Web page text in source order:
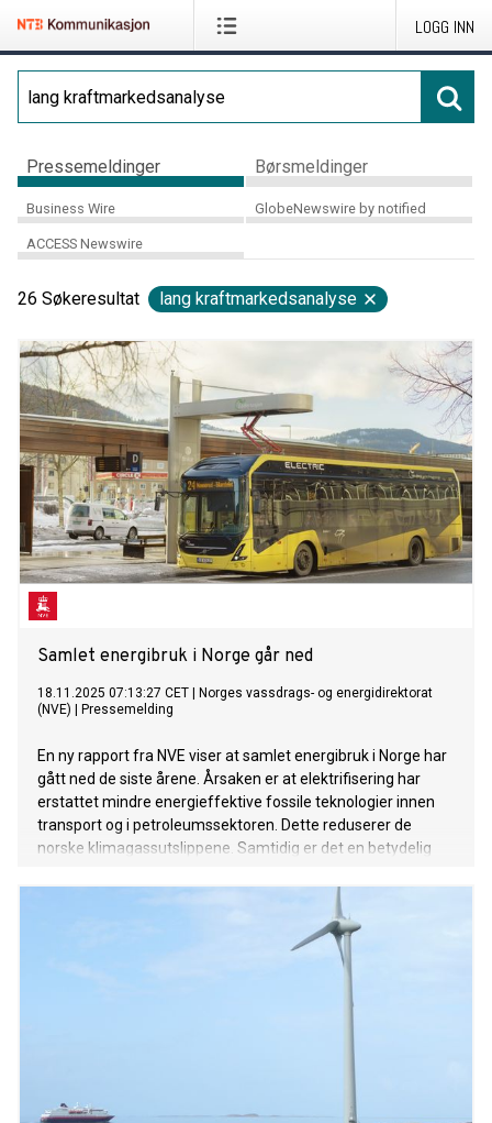
LOGG INN
Pressemeldinger Børsmeldinger
Business Wire GlobeNewswire by notified
ACCESS Newswire
26 Søkeresultat lang kraftmarkedsanalyse
Samlet energibruk i Norge går ned
18.11.2025 07:13:27 CET
Norges vassdrags- og energidirektorat
(NVE)
Pressemelding
En ny rapport fra NVE viser at samlet energibruk i Norge har
gått ned de siste årene. Årsaken er at elektrifisering har
erstattet mindre energieffektive fossile teknologier innen
transport og i petroleumssektoren. Dette reduserer de
norske klimagassutslippene. Samtidig er det en betydelig
Rapporten viser også at det er et stykke igjen for å nå målet
som er satt for energieffektivisering i norske bygg.